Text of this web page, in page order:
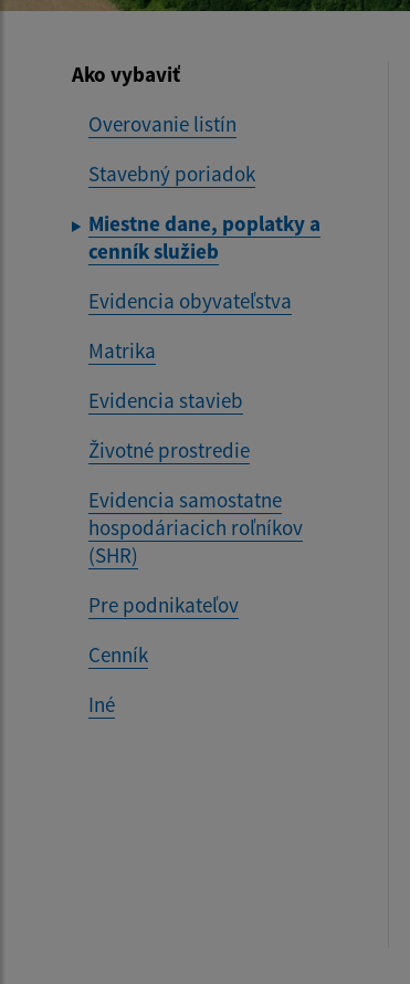
Ako vybaviť
Overovanie listín
Stavebný poriadok
Miestne dane, poplatky a
cenník služieb
Evidencia obyvateľstva
Matrika
Evidencia stavieb
Životné prostredie
Evidencia samostatne
hospodáriacich roľníkov
(SHR)
Pre podnikateľov
Cenník
Iné